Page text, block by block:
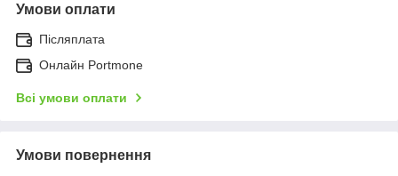
Умови оплати
Післяплата
Онлайн Portmone
Всі умови оплати
Умови повернення